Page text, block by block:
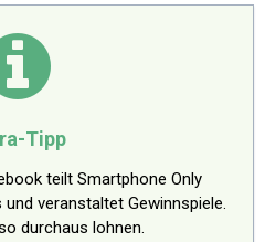
Tipp
teilt Smartphone Only
veranstaltet Gewinnspiele.
durchaus lohnen.